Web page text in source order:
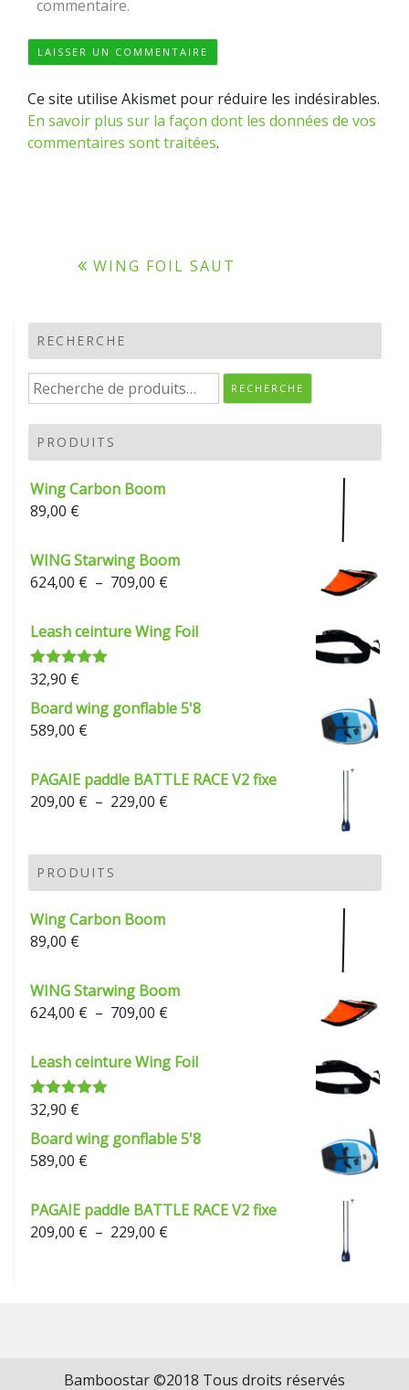
commentaire.
Ce site utilise Akismet pour réduire les indésirables.
En savoir plus sur la façon dont les données de vos
commentaires sont traitées.
Navigation
l’article
WING FOIL SAUT
RECHERCHE
Recherche
pour :
RECHERCHE
PRODUITS
Wing Carbon Boom
89,00 €
WING Starwing Boom
624,00 € – 709,00 €
prix :
624,00 €
Leash ceinture Wing Foil
Note 5.00
32,90 €
Board wing gonflable 5'8
589,00 €
PAGAIE paddle BATTLE RACE V2 fixe
209,00 € – 229,00 €
à
PRODUITS
Wing Carbon Boom
89,00 €
WING Starwing Boom
624,00 € – 709,00 €
prix :
624,00 €
Leash ceinture Wing Foil
Note 5.00
32,90 €
Board wing gonflable 5'8
589,00 €
PAGAIE paddle BATTLE RACE V2 fixe
209,00 € – 229,00 €
Bamboostar ©2018 Tous droits réservés